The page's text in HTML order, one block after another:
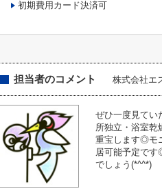
初期費用カード決済可
担当者のコメント 株式会社エ
ぜひ一度見てい
所独立・浴室乾
重宝します◎モ
居可能予定です
でしょう(*^^*)